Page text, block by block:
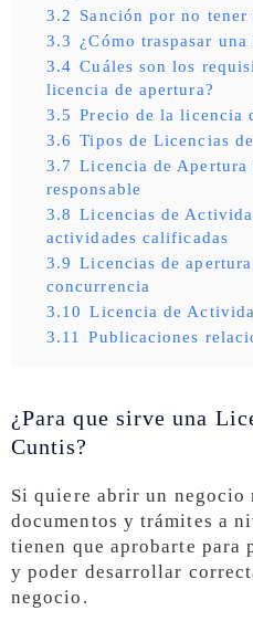
3.2 Sanción por no
3.3 ¿Cómo traspasar
3.4 Cuáles son los
licencia de apertura?
3.5 Precio de la licencia
3.6 Tipos de Licencias
3.7 Licencia de Apertura
responsable
3.8 Licencias de
actividades calificadas
3.9 Licencias de
concurrencia
3.10 Licencia de
3.11
Publicaciones
¿Para que sirve una
Cuntis?
Si quiere abrir un negocio
documentos y trámites a
tienen que aprobarte para
y poder desarrollar
negocio.